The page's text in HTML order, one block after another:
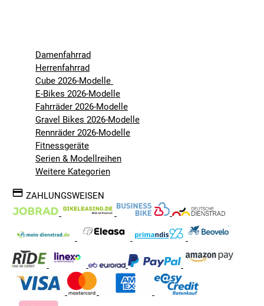
Damenfahrrad
Herrenfahrrad
Cube 2026-Modelle
E-Bikes 2026-Modelle
Fahrräder 2026-Modelle
Gravel Bikes 2026-Modelle
Rennräder 2026-Modelle
Fitnessgeräte
Serien & Modellreihen
Weitere Kategorien
ZAHLUNGSWEISEN